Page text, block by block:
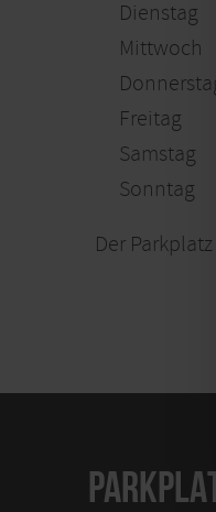
Dienstag
Mittwoch
Freitag
Samstag
Sonntag
Der